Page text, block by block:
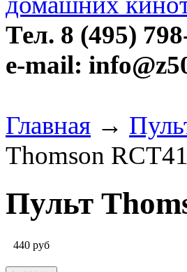
Тел. 8 (495)
e-mail:
Главная →
Thomson
Пульт
440 руб